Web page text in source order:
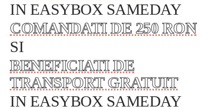
IN EASYBOX SAMEDAY
COMANDATI DE 250 RON
SI
BENEFICIATI DE
TRANSPORT GRATUIT
IN EASYBOX SAMEDAY